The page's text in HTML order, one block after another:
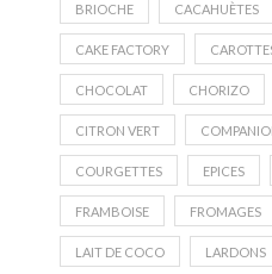
BRIOCHE CACAHUÈTES
CAKE FACTORY
CHOCOLAT CHORIZO
CITRON VERT
COURGETTES EPICES
FRAMBOISE FROMAGES
LAIT DE COCO LARDONS